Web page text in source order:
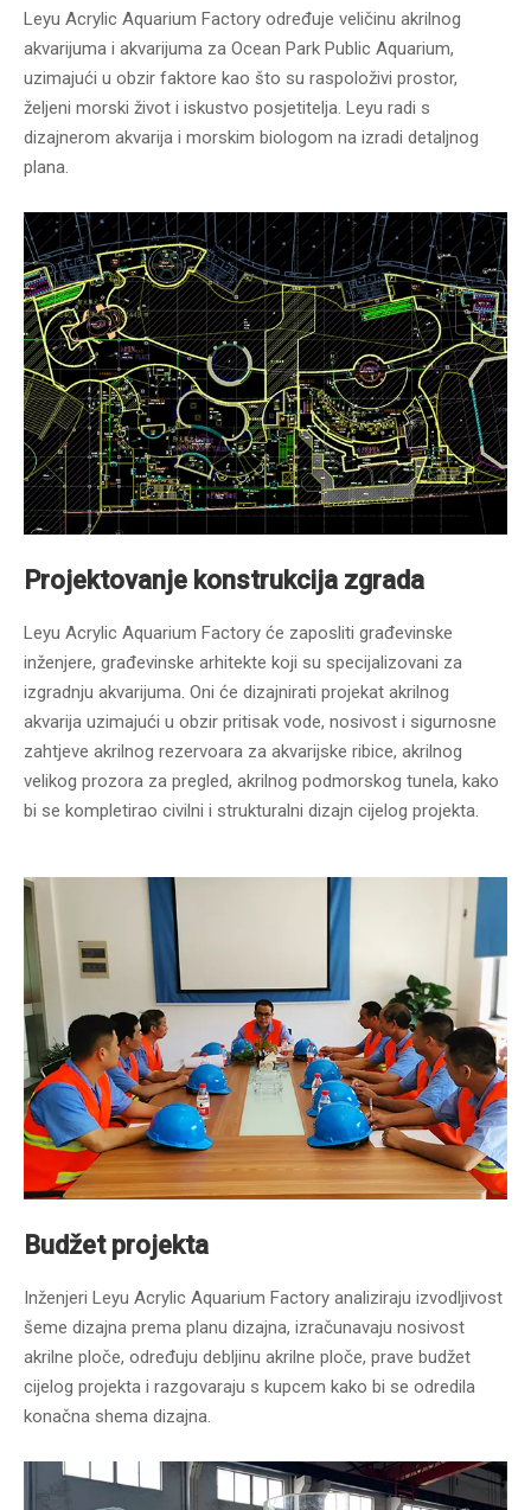
Leyu Acrylic Aquarium Factory određuje veličinu akrilnog
akvarijuma i akvarijuma za Ocean Park Public Aquarium,
uzimajući u obzir faktore kao što su raspoloživi prostor,
željeni morski život i iskustvo posjetitelja. Leyu radi s
dizajnerom akvarija i morskim biologom na izradi detaljnog
plana.
Projektovanje konstrukcija zgrada
Leyu Acrylic Aquarium Factory će zaposliti građevinske
inženjere, građevinske arhitekte koji su specijalizovani za
izgradnju akvarijuma. Oni će dizajnirati projekat akrilnog
akvarija uzimajući u obzir pritisak vode, nosivost i sigurnosne
zahtjeve akrilnog rezervoara za akvarijske ribice, akrilnog
velikog prozora za pregled, akrilnog podmorskog tunela, kako
bi se kompletirao civilni i strukturalni dizajn cijelog projekta.
Budžet projekta
Inženjeri Leyu Acrylic Aquarium Factory analiziraju izvodljivost
šeme dizajna prema planu dizajna, izračunavaju nosivost
akrilne ploče, određuju debljinu akrilne ploče, prave budžet
cijelog projekta i razgovaraju s kupcem kako bi se odredila
konačna shema dizajna.